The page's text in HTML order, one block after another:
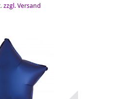
zzgl. Versand